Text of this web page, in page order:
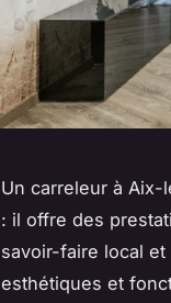
Un carreleur à
: il offre des
savoir-faire local
esthétiques et